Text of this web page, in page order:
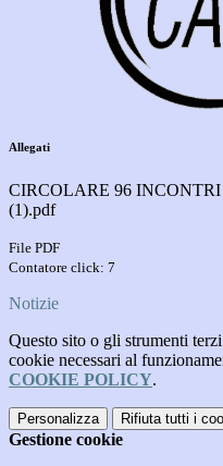
Allegati
CIRCOLARE 96
(1).pdf
File PDF
Contatore click: 7
Notizie
Questo sito o gli strumenti
cookie necessari al
COOKIE POLICY.
Personalizza Rifiuta tutti i
Gestione cookie